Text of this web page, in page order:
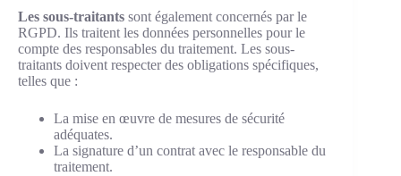
Les sous-traitants sont également concernés par le
RGPD. Ils traitent les données personnelles pour le
compte des responsables du traitement. Les sous-
traitants doivent respecter des obligations spécifiques,
telles que :
La mise en œuvre de mesures de sécurité
adéquates.
La signature d’un contrat avec le responsable du
traitement.